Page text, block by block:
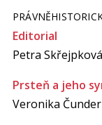
Editorial
Petra Skřejpková
Prsteň a jeho
Veronika